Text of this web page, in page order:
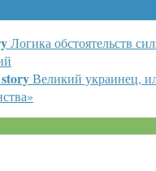
Логика обстоятельств
Великий украинец,